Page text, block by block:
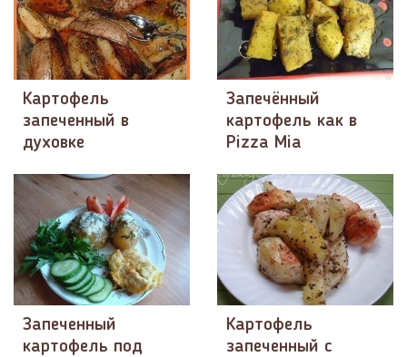
Картофель
запеченный в
духовке
Запечённый
картофель как в
Pizza Mia
Запеченный
картофель под
Картофель
запеченный с